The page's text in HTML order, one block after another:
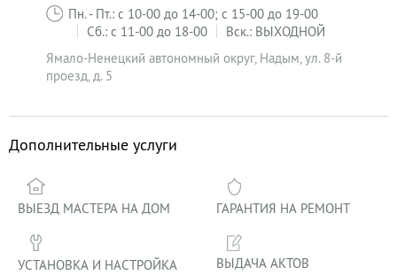
Пн. - Пт.: с 10-00 до 14-00; с 15-00 до 19-00
Сб.: с 11-00 до 18-00
Вск.: ВЫХОДНОЙ
Ямало-Ненецкий автономный округ, Надым,ул. 8-й
проезд, д. 5
Дополнительные услуги
ВЫЕЗД МАСТЕРА НА ДОМ
УСТАНОВКА И НАСТРОЙКА
ГАРАНТИЯ НА РЕМОНТ
ВЫДАЧА АКТОВ